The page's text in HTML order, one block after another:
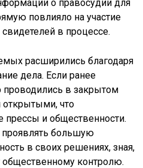
о правосудии для
повлияло на участие
в процессе.
расширились благодаря
дела. Если ранее
проводились в закрытом
открытыми, что
прессы и общественности.
проявлять большую
в своих решениях, зная,
общественному контролю.